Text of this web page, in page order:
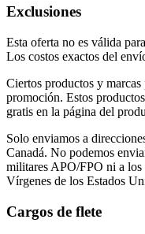
Exclusiones
Esta oferta no es válida
Los costos exactos del
Ciertos productos y
promoción. Estos
gratis en la página del
Solo enviamos a
Canadá. No podemos
militares APO/FPO ni a los
Vírgenes de los Estados
Cargos de flete